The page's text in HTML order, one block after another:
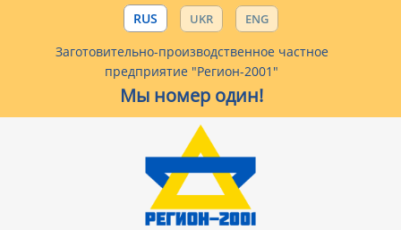
RUS UKR ENG
Заготовительно-производственное частное
предприятие "Регион-2001"
Мы номер один!